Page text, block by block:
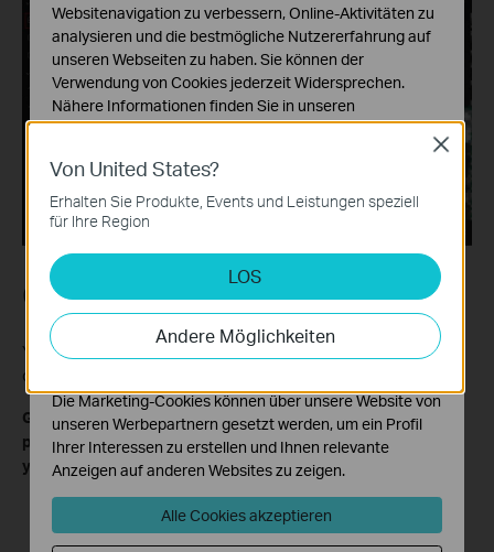
Conclusion
You have now learnt how to create and save view on VIGI PC
client.
Get to know more details of each function and configuration
please go toDownload Centerto download the manual of
your product.
Von United States?
Erhalten Sie Produkte, Events und Leistungen speziell
für Ihre Region
LOS
Andere Möglichkeiten
Close
Websitenavigation zu verbessern, Online-Aktivitäten zu
analysieren und die bestmögliche Nutzererfahrung auf
unseren Webseiten zu haben. Sie können der
Verwendung von Cookies jederzeit Widersprechen.
Nähere Informationen finden Sie in unseren
Datenschutzhinweisen.
Notwendige Cookies
erforderlich und können in Ihren Systemen nicht
Analyse- und Marketing-Cookies
Analyse-Cookies ermöglichen es uns, Ihre Aktivitäten
auf unserer Website zu analysieren, um die
Funktionsweise unserer Website zu verbessern und
Die Marketing-Cookies können über unsere Website von
unseren Werbepartnern gesetzt werden, um ein Profil
Ihrer Interessen zu erstellen und Ihnen relevante
Anzeigen auf anderen Websites zu zeigen.
Alle Cookies akzeptieren